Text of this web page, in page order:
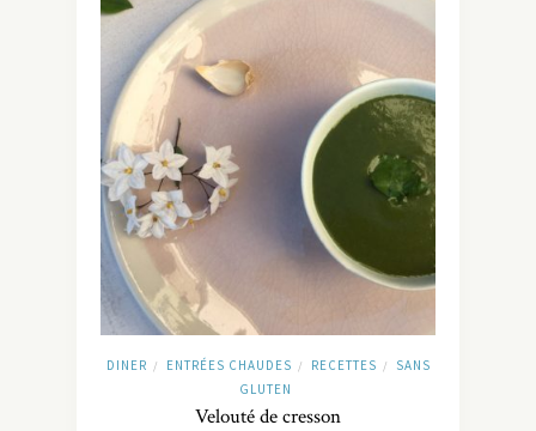
DINER / ENTRÉES CHAUDES / RECETTES /
SANS
GLUTEN
Velouté de cresson